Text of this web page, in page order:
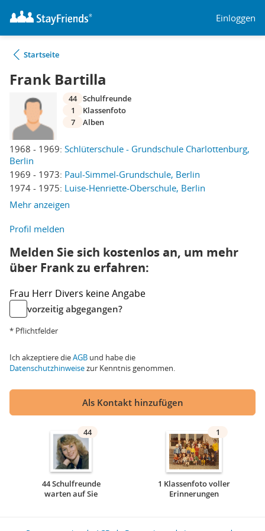
Einloggen
Startseite
Frank Bartilla
1968 - 1969: Schlüterschule - Grundschule Charlottenburg,
Berlin
1969 - 1973: Paul-Simmel-Grundschule, Berlin
1974 - 1975: Luise-Henriette-Oberschule, Berlin
Mehr anzeigen
44 Schulfreunde
1
Klassenfoto
7
Alben
Profil melden
Melden Sie sich kostenlos an, um mehr
über Frank zu erfahren:
Frau Herr Divers keine Angabe
vorzeitig abgegangen?
* Pflichtfelder
Ich akzeptiere dieAGB und habe die
Datenschutzhinweisezur Kenntnis genommen.
Als Kontakt hinzufügen
44
44 Schulfreunde
warten auf Sie
1
1 Klassenfoto voller
Erinnerungen